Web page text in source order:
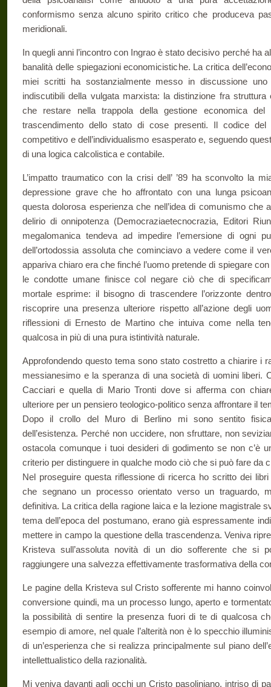
conformismo senza alcuno spirito critico che produceva
meridionali.
In quegli anni l’incontro con Ingrao è stato decisivo perché ha
banalità delle spiegazioni economicistiche. La critica
miei scritti ha sostanzialmente messo in discussione
indiscutibili della vulgata marxista: la distinzione fra
che restare nella trappola della gestione economica del
trascendimento dello stato di cose presenti. Il codice del
competitivo e dell’individualismo esasperato e, seguendo
di una logica calcolistica e contabile.
L’impatto traumatico con la crisi dell’ ’89 ha sconvolto la
depressione grave che ho affrontato con una lunga
questa dolorosa esperienza che nell’idea di comunismo che
delirio di onnipotenza (Democraziaetecnocrazia, Editori
megalomanica tendeva ad impedire l’emersione di ogni
dell’ortodossia assoluta che cominciavo a vedere come il
appariva chiaro era che finché l’uomo pretende di spiegare
le condotte umane finisce col negare ciò che di
mortale esprime: il bisogno di trascendere l’orizzonte
riscoprire una presenza ulteriore rispetto all’azione degli
riflessioni di Ernesto de Martino che intuiva come nella
qualcosa in più di una pura istintività naturale.
Approfondendo questo tema sono stato costretto a chiarire i
messianesimo e la speranza di una società di uomini liberi.
Cacciari e quella di Mario Tronti dove si afferma con
ulteriore per un pensiero teologico-politico senza affrontare il
Dopo il crollo del Muro di Berlino mi sono sentito
dell’esistenza. Perché non uccidere, non sfruttare, non
ostacola comunque i tuoi desideri di godimento se non c’è
criterio per distinguere in qualche modo ciò che si può fare da
Nel proseguire questa riflessione di ricerca ho scritto dei
che segnano un processo orientato verso un traguardo,
definitiva. La critica della ragione laica e la lezione magistrale
tema dell’epoca del postumano, erano già espressamente
mettere in campo la questione della trascendenza. Veniva
Kristeva sull’assoluta novità di un dio sofferente che si
raggiungere una salvezza effettivamente trasformativa della
Le pagine della Kristeva sul Cristo sofferente mi hanno
conversione quindi, ma un processo lungo, aperto e
la possibilità di sentire la presenza fuori di te di qualcosa
esempio di amore, nel quale l’alterità non è lo specchio
di un’esperienza che si realizza principalmente sul piano
intellettualistico della razionalità.
Mi veniva davanti agli occhi un Cristo pasoliniano, intriso di